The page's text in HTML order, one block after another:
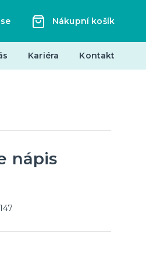
Nákupní košík
Kariéra Kontakt
nápis